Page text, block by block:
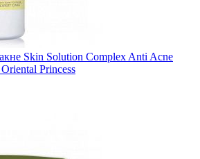
Skin Solution Complex Anti Acne
Princess